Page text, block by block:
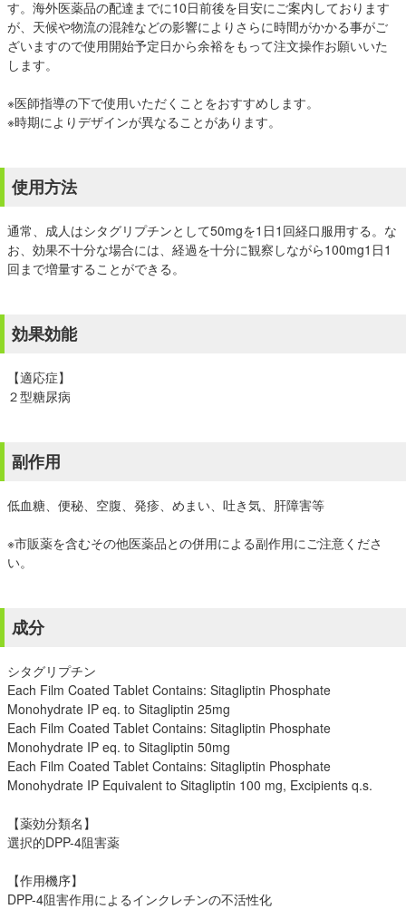
す。海外医薬品の配達までに10日前後を目安にご案内しております
が、天候や物流の混雑などの影響によりさらに時間がかかる事がご
ざいますので使用開始予定日から余裕をもって注文操作お願いいた
します。
※医師指導の下で使用いただくことをおすすめします。
※時期によりデザインが異なることがあります。
使用方法
通常、成人はシタグリプチンとして50mgを1日1回経口服用する。な
お、効果不十分な場合には、経過を十分に観察しながら100mg1日1
回まで増量することができる。
効果効能
【適応症】
２型糖尿病
副作用
低血糖、便秘、空腹、発疹、めまい、吐き気、肝障害等
※市販薬を含むその他医薬品との併用による副作用にご注意くださ
い。
成分
シタグリプチン
Each Film Coated Tablet Contains: Sitagliptin Phosphate
Monohydrate IP eq. to Sitagliptin 25mg
Each Film Coated Tablet Contains: Sitagliptin Phosphate
Monohydrate IP eq. to Sitagliptin 50mg
Each Film Coated Tablet Contains: Sitagliptin Phosphate
Monohydrate IP Equivalent to Sitagliptin 100 mg, Excipients q.s.
【薬効分類名】
選択的DPP-4阻害薬
【作用機序】
DPP-4阻害作用によるインクレチンの不活性化